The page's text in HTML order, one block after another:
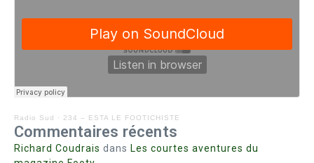
Radio Sud · 234 – ESTA LE FOOTICHISTE
Commentaires récents
Richard Coudrais dans Les courtes aventures du